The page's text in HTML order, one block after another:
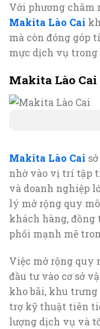
Với phương châm
Makita Lào Cai
mà còn đóng góp
mực dịch vụ trong
Makita Lào
Makita Lào Cai
nhờ vào vị trí tập
và doanh nghiệp
lý mở rộng quy
khách hàng,
phối mạnh mẽ
Việc mở rộng quy
đầu tư vào cơ sở
kho bãi, khu trưng
trợ kỹ thuật tiên
lượng dịch vụ và